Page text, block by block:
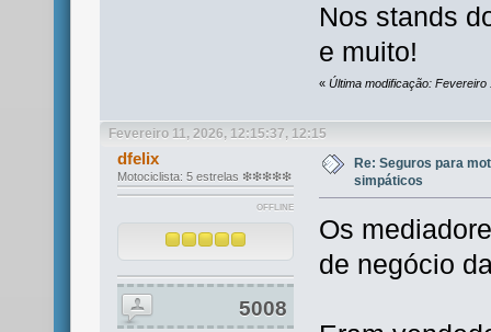
Nos stands
e muito!
« Última modificação:
Fevereiro 11, 2026, 12:15:37, 12:15
dfelix
Motociclista: 5 estrelas ❇❇❇❇❇
OFFLINE
5008
Re: Seguros para
simpáticos
Os
de negócio